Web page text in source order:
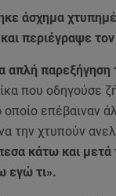
άσχημα
περιέγραψε
απλή
που οδηγούσε
οποίο επέβαιναν
την χτυπούν
κάτω και
εγώ τι».